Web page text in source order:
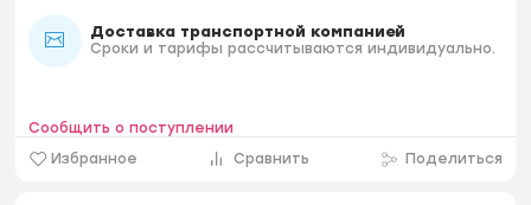
Доставка транспортной компанией
Сроки и тарифы рассчитываются индивидуально.
Избранное Сравнить Поделиться
Сообщить о поступлении